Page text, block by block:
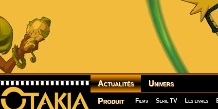
Actualités Univers
Produit Films Série TV Les livres